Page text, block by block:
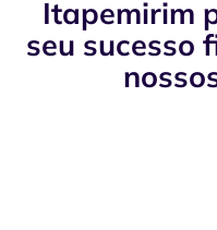
Itapemirim
seu sucesso